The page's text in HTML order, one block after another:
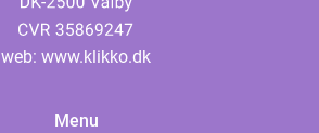
web: www.klikko.dk
Menu